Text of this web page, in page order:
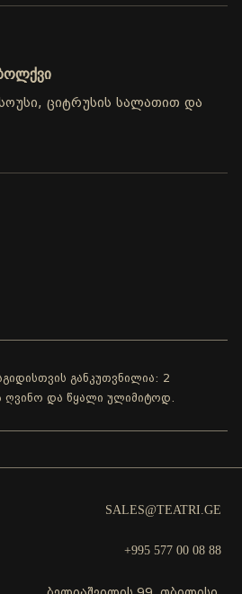
ციტრუსის სალათით და
განკუთვნილია: 2
და წყალი ულიმიტოდ.
SALES@TEATRI.GE
+995 577 00 08 88